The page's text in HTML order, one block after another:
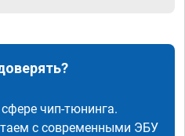
чип-тюнинга.
с современными ЭБУ